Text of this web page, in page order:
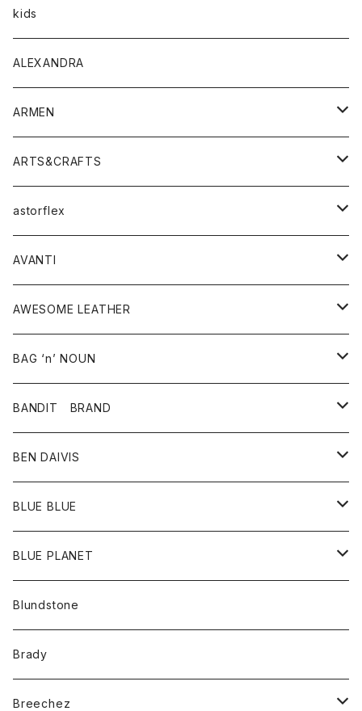
トップス
Tシャツ
シャツ
ボトムス
アウター
トップス
Tシャツ・カットソー
シャツ・ブラウス
ボトムス
パンツ
スカート
ワンピース・オールインワン
バッグ
シューズ
アクセサリー
その他雑貨
kids
ALEXANDRA
ARMEN
アウター
コート
ジャケット
トップス
ベスト
シャツ
ワンピース
ボトム
スカート
パンツ
グッズ
靴
ARTS&CRAFTS
アクセサリー
ウォレット
バッグ
astorflex
グッズ
靴
AVANTI
シャツ
AWESOME LEATHER
アウター
革ジャケット
BAG ‘n’ NOUN
アクセサリー
バッグ
ポーチ
BANDIT BRAND
トップス
Ｔシャツ
BEN DAIVIS
ポトム
パンツ
BLUE BLUE
アウター
カーディガン
コート
アクセサリー
バッグ
ベルト
キッズ
Tシャツ
グッズ
BLUE PLANET
サングラス
Blundstone
Brady
Breechez